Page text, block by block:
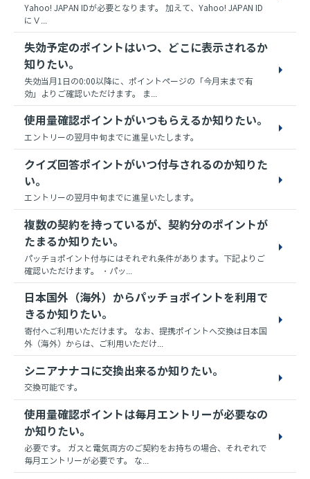
Yahoo! JAPAN IDが必要となります。 加えて、Yahoo! JAPAN ID
にＶ...
失効予定のポイントはいつ、どこに表示されるか
知りたい。
失効当月1日の0:00以降に、ポイントページの「今月末まで有
効」よりご確認いただけます。 ま...
使用量確認ポイントがいつもらえるか知りたい。
エントリーの翌月中旬までに進呈いたします。
クイズ回答ポイントがいつ付与されるのか知りた
い。
エントリーの翌月中旬までに進呈いたします。
複数の契約を持っているが、契約分のポイントが
たまるか知りたい。
パッチョポイント付与にはそれぞれ条件があります。下記よりご
確認いただけます。 ・パッ...
日本国外（海外）からパッチョポイントを利用で
きるか知りたい。
寄付へご利用いただけます。 なお、提携ポイントへ交換は日本国
外（海外）からは、ご利用いただけ...
シニアナナコに交換出来るか知りたい。
交換可能です。
使用量確認ポイントは毎月エントリーが必要なの
か知りたい。
必要です。 ガスと電気両方のご契約をお持ちの場合、それぞれで
毎月エントリーが必要です。 な...